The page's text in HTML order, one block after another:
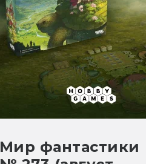
Мир фантастики